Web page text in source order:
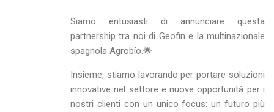
Siamo entusiasti di annunciare questa
partnership tra noi di Geofin e la multinazionale
spagnola Agrobío.🌟
Insieme, stiamo lavorando per portare soluzioni
innovative nel settore e nuove opportunità per i
nostri clienti con un unico focus: un futuro più